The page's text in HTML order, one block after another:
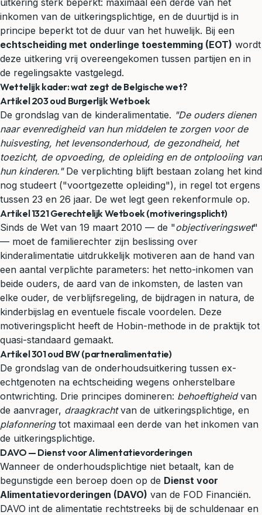
uitkering sterk beperkt: maximaal een derde van het
inkomen van de uitkeringsplichtige, en de duurtijd is in
principe beperkt tot de duur van het huwelijk. Bij een
echtscheiding met onderlinge toestemming (EOT) wordt
deze uitkering vrij overeengekomen tussen partijen en in
de regelingsakte vastgelegd.
Wettelijk kader: wat zegt de Belgische wet?
Artikel 203 oud Burgerlijk Wetboek
De grondslag van de kinderalimentatie. "De ouders dienen
naar evenredigheid van hun middelen te zorgen voor de
huisvesting, het levensonderhoud, de gezondheid, het
toezicht, de opvoeding, de opleiding en de ontplooiing van
hun kinderen."De verplichting blijft bestaan zolang het kind
nog studeert ("voortgezette opleiding"), in regel tot ergens
tussen 23 en 26 jaar. De wet legt geen rekenformule op.
Artikel 1321 Gerechtelijk Wetboek (motiveringsplicht)
Sinds de Wet van 19 maart 2010 — de "objectiveringswet"
— moet de familierechter zijn beslissing over
kinderalimentatie uitdrukkelijk motiveren aan de hand van
een aantal verplichte parameters: het netto-inkomen van
beide ouders, de aard van de inkomsten, de lasten van
elke ouder, de verblijfsregeling, de bijdragen in natura, de
kinderbijslag en eventuele fiscale voordelen. Deze
motiveringsplicht heeft de Hobin-methode in de praktijk tot
quasi-standaard gemaakt.
Artikel 301 oud BW (partneralimentatie)
De grondslag van de onderhoudsuitkering tussen ex-
echtgenoten na echtscheiding wegens onherstelbare
ontwrichting. Drie principes domineren: behoeftigheidvan
de aanvrager, draagkrachtvan de uitkeringsplichtige, en
plafonneringtot maximaal een derde van het inkomen van
de uitkeringsplichtige.
DAVO — Dienst voor Alimentatievorderingen
Wanneer de onderhoudsplichtige niet betaalt, kan de
begunstigde een beroep doen op de Dienst voor
Alimentatievorderingen (DAVO) van de FOD Financiën.
DAVO int de alimentatie rechtstreeks bij de schuldenaar en